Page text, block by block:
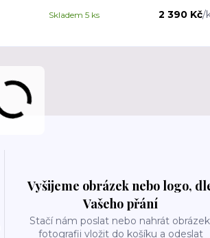
2 390 Kč/
Skladem 5 ks
Vyšijeme obrázek nebo logo,
Vašeho přání
Stačí nám poslat nebo nahrát
fotografii vložit do košíku a odeslat